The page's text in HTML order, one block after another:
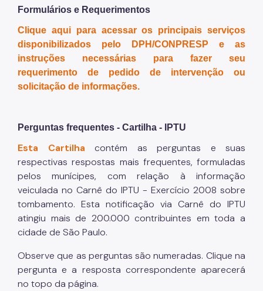
Formulários e Requerimentos
Clique aqui para acessar os principais serviços
disponibilizados pelo DPH/CONPRESP e as
instruções necessárias para fazer seu
requerimento de pedido de intervenção ou
solicitação de informações.
Perguntas frequentes - Cartilha - IPTU
Esta Cartilha contém as perguntas e suas
respectivas respostas mais frequentes, formuladas
pelos munícipes, com relação à informação
veiculada no Carnê do IPTU - Exercício 2008 sobre
tombamento. Esta notificação via Carnê do IPTU
atingiu mais de 200.000 contribuintes em toda a
cidade de São Paulo.
Observe que as perguntas são numeradas. Clique na
pergunta e a resposta correspondente aparecerá
no topo da página.